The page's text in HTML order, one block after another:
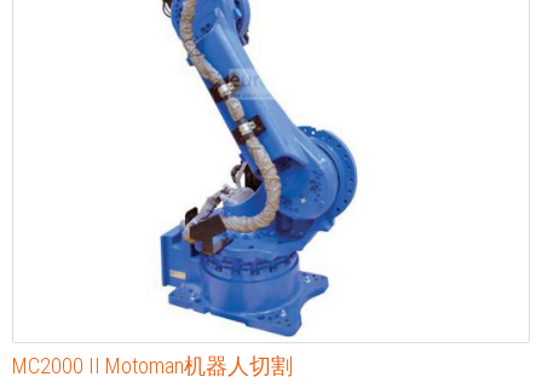
MC2000 II Motoman机器人切割